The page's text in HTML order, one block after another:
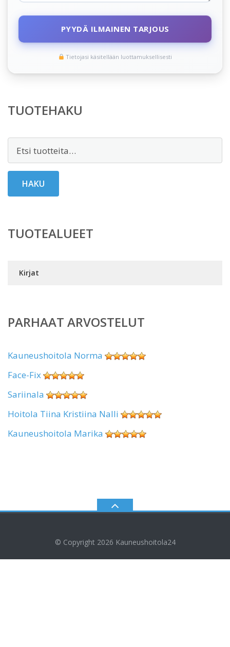
PYYDÄ ILMAINEN TARJOUS
Tietojasi käsitellään luottamuksellisesti
TUOTEHAKU
HAKU
TUOTEALUEET
Kirjat
PARHAAT ARVOSTELUT
Kauneushoitola Norma
Face-Fix
Sariinala
Hoitola Tiina Kristiina Nalli
Kauneushoitola Marika
© Copyright 2026 Kauneushoitola24